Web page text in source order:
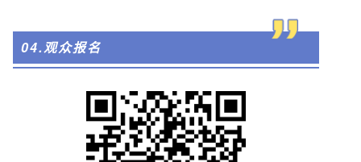
04.观众报名